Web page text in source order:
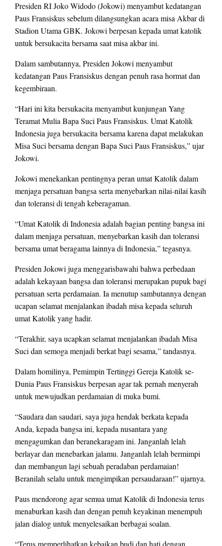
Presiden RI Joko Widodo (Jokowi) menyambut kedatangan
Paus Fransiskus sebelum dilangsungkan acara misa Akbar di
Stadion Utama GBK. Jokowi berpesan kepada umat katolik
untuk bersukacita bersama saat misa akbar ini.
Dalam sambutannya, Presiden Jokowi menyambut
kedatangan Paus Fransiskus dengan penuh rasa hormat dan
kegembiraan.
“Hari ini kita bersukacita menyambut kunjungan Yang
Teramat Mulia Bapa Suci Paus Fransiskus. Umat Katolik
Indonesia juga bersukacita bersama karena dapat melakukan
Misa Suci bersama dengan Bapa Suci Paus Fransiskus,” ujar
Jokowi.
Jokowi menekankan pentingnya peran umat Katolik dalam
menjaga persatuan bangsa serta menyebarkan nilai-nilai kasih
dan toleransi di tengah keberagaman.
“Umat Katolik di Indonesia adalah bagian penting bangsa ini
dalam menjaga persatuan, menyebarkan kasih dan toleransi
bersama umat beragama lainnya di Indonesia,” tegasnya.
Presiden Jokowi juga menggarisbawahi bahwa perbedaan
adalah kekayaan bangsa dan toleransi merupakan pupuk bagi
persatuan serta perdamaian. Ia menutup sambutannya dengan
ucapan selamat menjalankan ibadah misa kepada seluruh
umat Katolik yang hadir.
“Terakhir, saya ucapkan selamat menjalankan ibadah Misa
Suci dan semoga menjadi berkat bagi sesama,” tandasnya.
Dalam homilinya, Pemimpin Tertinggi Gereja Katolik se-
Dunia Paus Fransiskus berpesan agar tak pernah menyerah
untuk mewujudkan perdamaian di muka bumi.
“Saudara dan saudari, saya juga hendak berkata kepada
Anda, kepada bangsa ini, kepada nusantara yang
mengagumkan dan beranekaragam ini. Janganlah lelah
berlayar dan menebarkan jalamu. Janganlah lelah bermimpi
dan membangun lagi sebuah peradaban perdamaian!
Beranilah selalu untuk mengimpikan persaudaraan!” ujarnya.
Paus mendorong agar semua umat Katolik di Indonesia terus
menaburkan kasih dan dengan penuh keyakinan menempuh
jalan dialog untuk menyelesaikan berbagai soalan.
“Terus memperlihatkan kebaikan budi dan hati dengan